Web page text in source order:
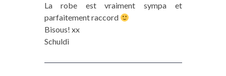
La robe est vraiment sympa et
parfaitement raccord
Bisous! xx
Schuldi